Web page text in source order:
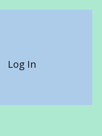
Log In